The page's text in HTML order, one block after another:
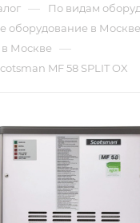
— По видам
оборудование в Москве
Москве —
MF 58 SPLIT OX